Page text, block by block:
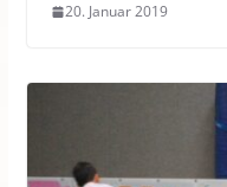
20. Januar 2019